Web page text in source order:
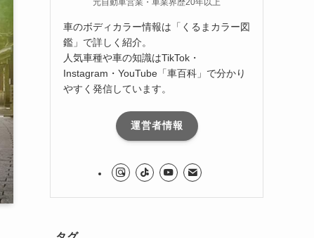
車のボディカラー情報は「くるまカラー図
鑑」で詳しく紹介。
人気車種や車の知識はTikTok・
Instagram・YouTube「車百科」で分かり
やすく発信しています。
運営者情報